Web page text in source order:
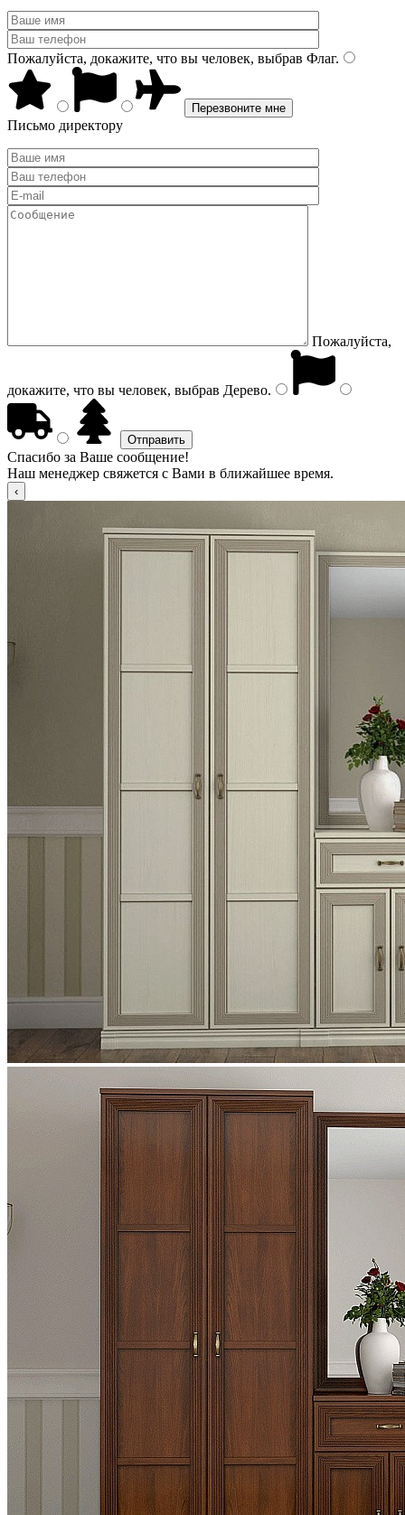
Пожалуйста, докажите, что вы человек, выбрав Флаг.
Письмо директору
Пожалуйста,
докажите, что вы человек, выбрав Дерево.
Спасибо за Ваше сообщение!
Наш менеджер свяжется с Вами в ближайшее время.